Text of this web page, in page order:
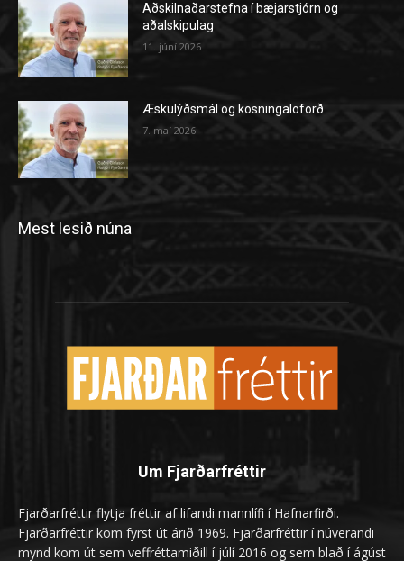
Aðskilnaðarstefna í bæjarstjórn og
aðalskipulag
11. júní 2026
Æskulýðsmál og kosningaloforð
7. maí 2026
Mest lesið núna
Um Fjarðarfréttir
Fjarðarfréttir flytja fréttir af lifandi mannlífi í Hafnarfirði.
Fjarðarfréttir kom fyrst út árið 1969. Fjarðarfréttir í núverandi
mynd kom út sem veffréttamiðill í júlí 2016 og sem blað í ágúst